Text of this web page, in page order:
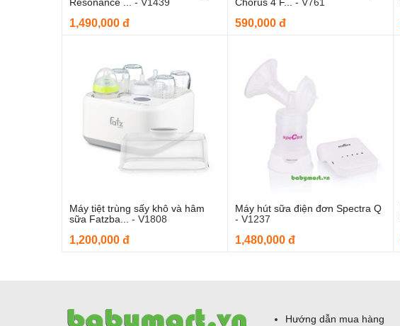
1,490,000 đ 590,000 đ
Thêm vào giỏ hàng
Máy tiệt trùng sấy khô và hâm
sữa Fatzba... - V1808
1,200,000 đ
Thêm vào giỏ hàng
Máy hút sữa điện đơn Spectra Q
- V1237
1,480,000 đ
Hướng dẫn mua hàng